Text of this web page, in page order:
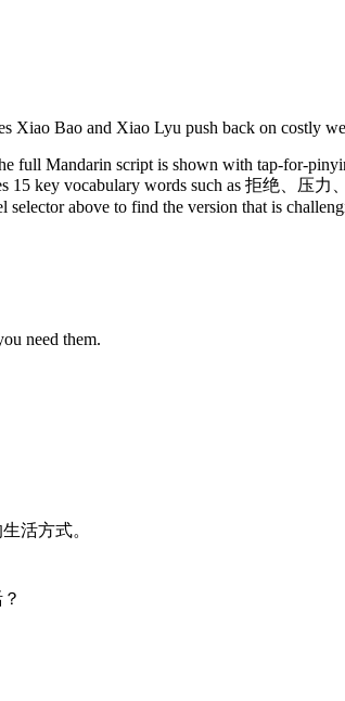
Xiao Bao and Xiao Lyu push back on costly
full Mandarin script is shown with tap-for-
15 key vocabulary words such as 拒绝、压
above to find the version that is
need them.
生活方式。
？